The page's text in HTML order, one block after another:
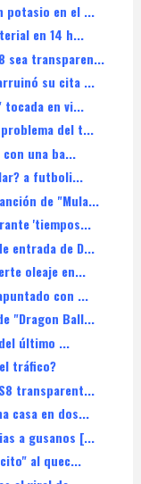
potasio en el ...
en 14 h...
sea transparen...
su cita ...
tocada en vi...
del t...
una ba...
a futboli...
de "Mula...
'tiempos...
entrada de D...
oleaje en...
con ...
"Dragon Ball...
último ...
tráfico?
transparent...
casa en dos...
a gusanos [...
al quec...